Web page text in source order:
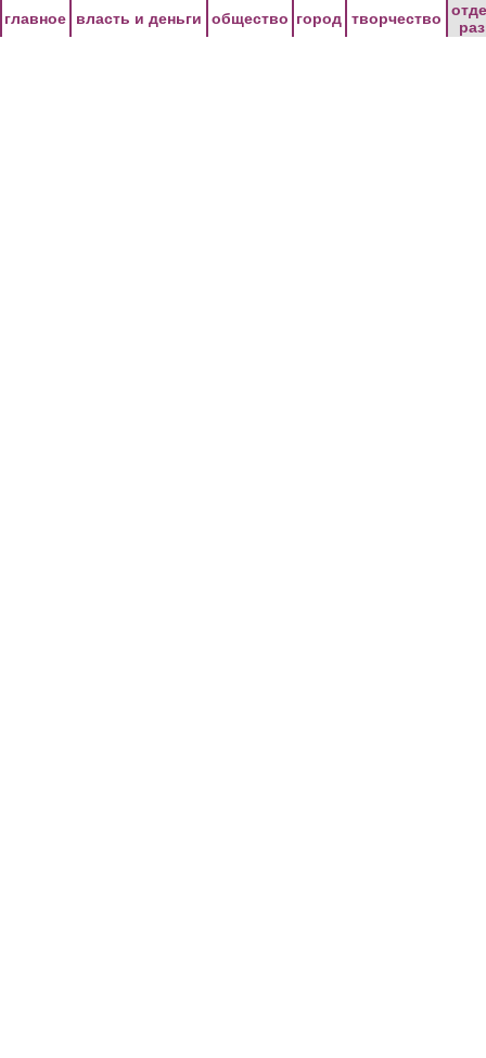
главное власть и деньги общество город творчество